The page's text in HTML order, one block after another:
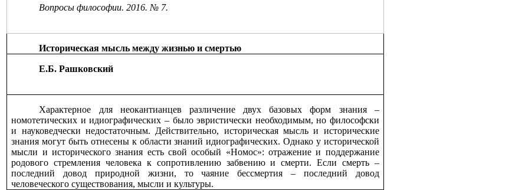
Вопросы философии. 2016. № 7.
Историческая мысль между жизнью и смертью
Е.Б. Рашковский
Характерное для неокантианцев различение двух базовых форм знания –
номотетических и идиографических – было эвристически необходимым, но философски
и науковедчески недостаточным. Действительно, историческая мысль и исторические
знания могут быть отнесены к области знаний идиографических. Однако у исторической
мысли и исторического знания есть свой особый «Номос»: отражение и поддержание
родового стремления человека к сопротивлению забвению и смерти. Если смерть –
последний довод природной жизни, то чаяние бессмертия – последний довод
человеческого существования, мысли и культуры.